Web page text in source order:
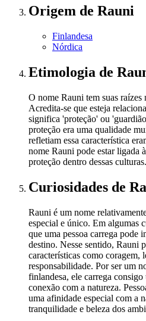
Origem de Rauni
Finlandesa
Nórdica
Etimologia de
O nome Rauni tem suas
Acredita-se que esteja
significa 'proteção' ou
proteção era uma qualidade
refletiam essa característica
nome Rauni pode estar ligada
proteção dentro dessas culturas.
Curiosidades de
Rauni é um nome
especial e único. Em algumas
que uma pessoa carrega pode
destino. Nesse sentido, Rauni
características como coragem,
responsabilidade. Por ser um
finlandesa, ele carrega
conexão com a natureza.
uma afinidade especial com a
tranquilidade e beleza dos